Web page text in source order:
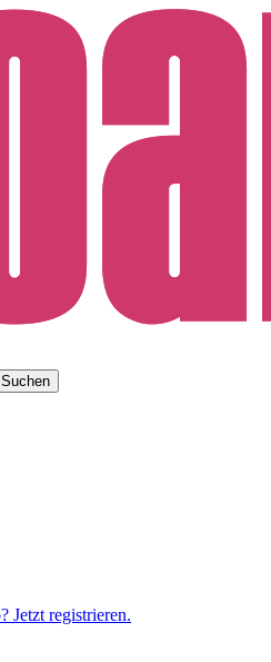
Suchen
Jetzt registrieren.